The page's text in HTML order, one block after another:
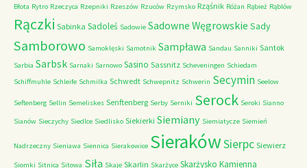
Błota Rytro Rzeczyca Rzepniki Rzeszów Rzuców Rzymsko Rząśnik Różan Rąbież Rąblów
Rączki Sabinka Sadoleś Sadowie Sadowne Węgrowskie Sady
Samborowo Samoklęski Samotnik Sampława Sandau Sanniki Santok
Sarbia Sarbsk Sarnaki Sarnowo Sasino Sassnitz Scheveningen Schiedam
Schiffmuhle Schleife Schmilka Schwedt Schwepnitz Schwerin Secymin Seelow
Seftenberg Sellin Semeliskes Senftenberg Serby Serniki Serock Seroki Sianno
Sianów Sieczychy Siedlce Siedlisko Siekierki Siemiany Siemiatycze Siemień
Nadrzeczny Sieniawa Siennica Sierakowice SierakówSierpc Siewierz
Siomki Sitnica Sitowa Siła Skaje Skarlin Skarżyce Skarżysko Kamienna